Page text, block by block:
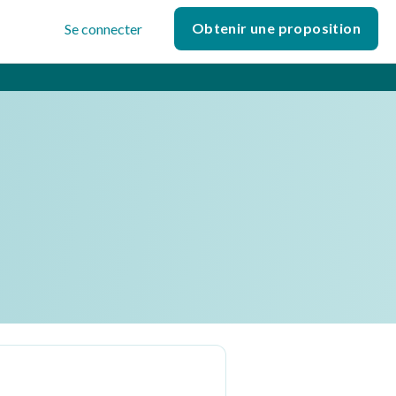
Se connecter Obtenir une proposition